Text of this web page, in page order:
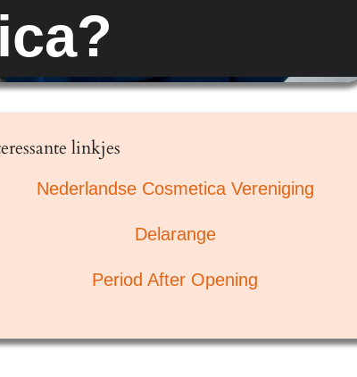
linkjes
Nederlandse Cosmetica Vereniging
Delarange
Period After Opening